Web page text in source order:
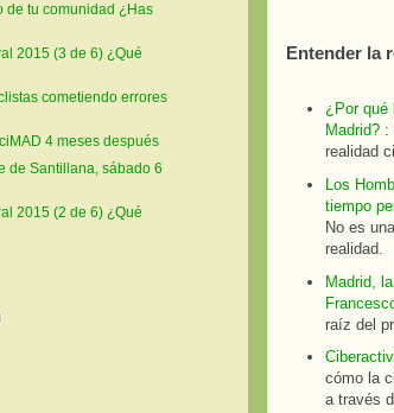
Entender la
¿Por qué
Madrid? :
realidad
Los
tiempo
No es
realidad.
Madrid,
raíz del
cómo la
a través
de tu comunidad ¿Has
2015 (3 de 6) ¿Qué
cometiendo errores
4 meses después
de Santillana, sábado 6
2015 (2 de 6) ¿Qué